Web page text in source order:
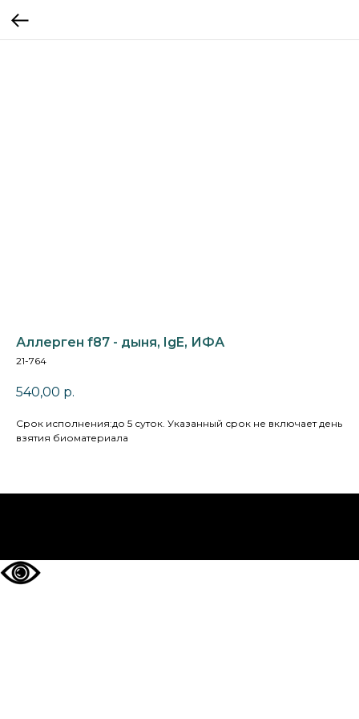
Аллерген f87 - дыня, IgE, ИФА
21-764
540,00 р.
Cрок исполнения:до 5 суток. Указанный срок не включает день
взятия биоматериала